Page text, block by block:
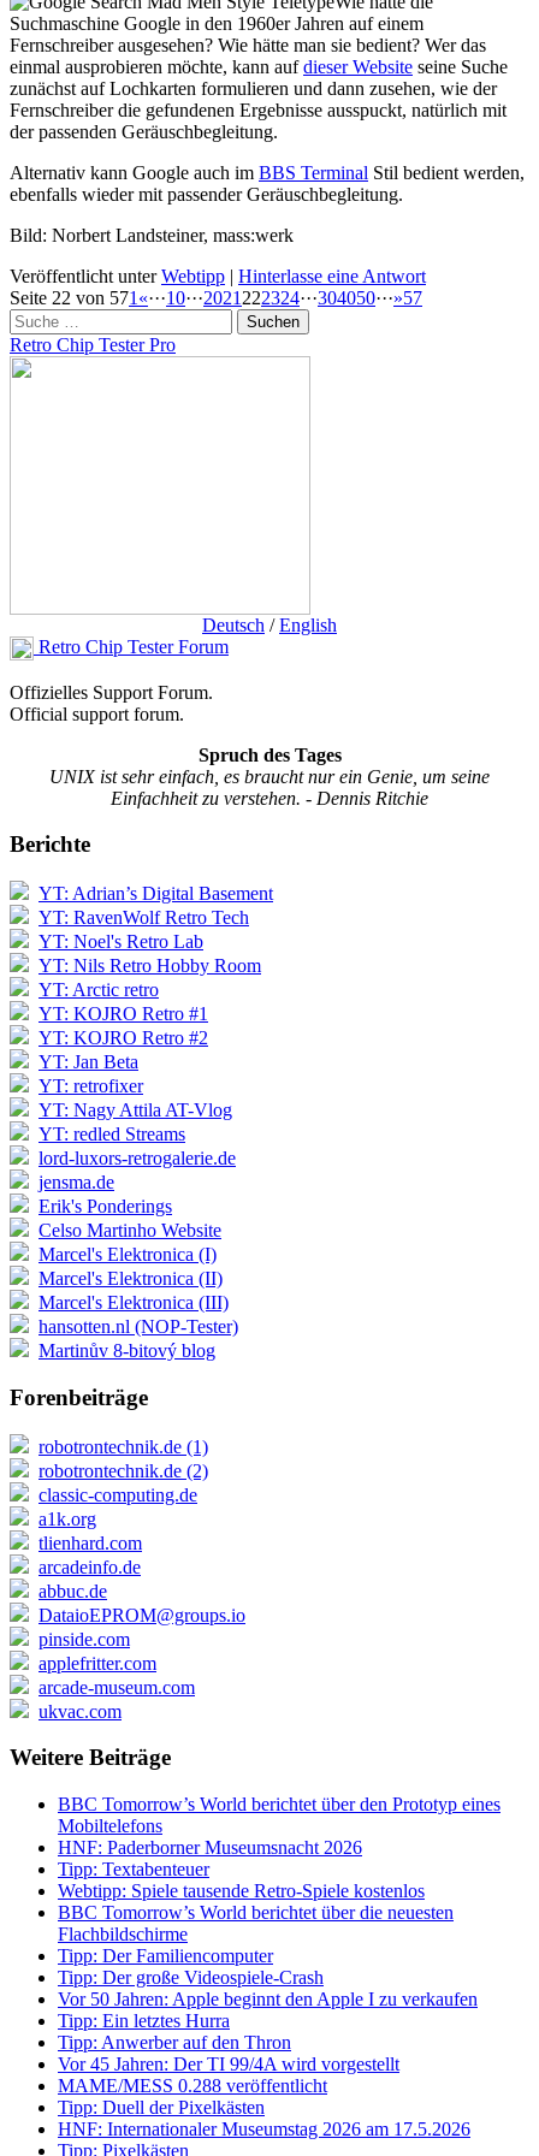
Suchmaschine Google in den 1960er Jahren auf einem
Fernschreiber ausgesehen? Wie hätte man sie bedient? Wer das
einmal ausprobieren möchte, kann aufdieser Website seine Suche
zunächst auf Lochkarten formulieren und dann zusehen, wie der
Fernschreiber die gefundenen Ergebnisse ausspuckt, natürlich mit
der passenden Geräuschbegleitung.
Alternativ kann Google auch im BBS Terminal Stil bedient werden,
ebenfalls wieder mit passender Geräuschbegleitung.
Bild: Norbert Landsteiner, mass:werk
Veröffentlicht unterWebtipp | Hinterlasse eine Antwort
Beitragsnavigation
Seite 22 von 571 «···10···2021 222324···304050···»57
Suchen
Retro Chip Tester Pro
Deutsch /English
Retro Chip Tester Forum
Offizielles Support Forum.
Official support forum.
Spruch des Tages
UNIX ist sehr einfach, es braucht nur ein Genie, um seine
Einfachheit zu verstehen. - Dennis Ritchie
Berichte
YT: Adrian’s Digital Basement
YT: RavenWolf Retro Tech
YT: Noel's Retro Lab
YT: Nils Retro Hobby Room
YT: Arctic retro
YT: KOJRO Retro #1
YT: KOJRO Retro #2
YT: Jan Beta
YT: retrofixer
YT: Nagy Attila AT-Vlog
YT: redled Streams
lord-luxors-retrogalerie.de
jensma.de
Erik's Ponderings
Celso Martinho Website
Marcel's Elektronica (I)
Marcel's Elektronica (II)
Marcel's Elektronica (III)
hansotten.nl (NOP-Tester)
Martinův 8-bitový blog
Forenbeiträge
robotrontechnik.de (1)
robotrontechnik.de (2)
classic-computing.de
a1k.org
tlienhard.com
arcadeinfo.de
abbuc.de
DataioEPROM@groups.io
pinside.com
applefritter.com
arcade-museum.com
ukvac.com
Weitere Beiträge
BBC Tomorrow’s World berichtet über den Prototyp eines
Mobiltelefons
HNF: Paderborner Museumsnacht 2026
Tipp: Textabenteuer
Webtipp: Spiele tausende Retro-Spiele kostenlos
BBC Tomorrow’s World berichtet über die neuesten
Flachbildschirme
Tipp: Der Familiencomputer
Tipp: Der große Videospiele-Crash
Vor 50 Jahren: Apple beginnt den Apple I zu verkaufen
Tipp: Ein letztes Hurra
Tipp: Anwerber auf den Thron
Vor 45 Jahren: Der TI 99/4A wird vorgestellt
MAME/MESS 0.288 veröffentlicht
Tipp: Duell der Pixelkästen
HNF: Internationaler Museumstag 2026 am 17.5.2026
Tipp: Pixelkästen